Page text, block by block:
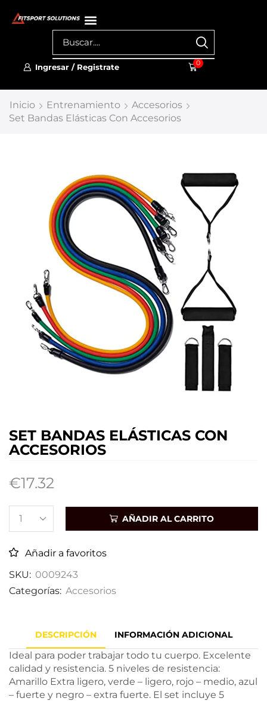
Ingresar / Registrate 0
Inicio Entrenamiento
Accesorios
Set Bandas Elásticas Con Accesorios
SET BANDAS ELÁSTICAS CON
ACCESORIOS
€17.32
AÑADIR AL CARRITO
Añadir a favoritos
SKU: 0009243
Categorías: Accesorios
DESCRIPCIÓN INFORMACIÓN ADICIONAL
Ideal para poder trabajar todo tu cuerpo. Excelente
calidad y resistencia. 5 niveles de resistencia:
Amarillo Extra ligero, verde – ligero, rojo – medio, azul
– fuerte y negro – extra fuerte. El set incluye 5